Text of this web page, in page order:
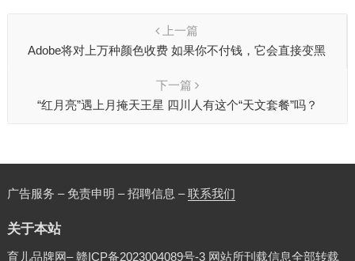
上一篇
Adobe将对上万种颜色收费 如果你不付钱，它会直接变黑
下一篇
“红月亮”遇上月掩天王星 四川人有这个“天文套餐”吗？
广告服务 – 免责申明 – 招聘信息 –联系我们
关于本站
育儿品牌网–赣ICP备2023004089号-3网站所刊载信息全部转载